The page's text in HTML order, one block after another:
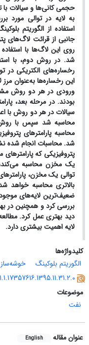
حجمی کانی‌ها و سیالات
به لایه در توالی مورد
استفاده از الگوریتم
جانبی از قرائت لاگ‌های
روی این لاگ‌ها با استفاده
شد. در روش دوم، با
رخساره‌های الکتریکی در
این رخساره‌ها به‌عنوان
ورودی در هر دو روش
بودند. در مرحله بعد،
سیالات در هر دو روش با
محاسبه شد سپس با روش
محاسبه پارامترهای
شد. محاسبات انجام شده
پتروفیزیکی که
یک مخزن محاسبه
توالی یک مخزن،
بالاتری محاسبه خواهد
ضعیف‌ترین لایه‌های
بررسی کرد و همچنین در
دید بهتری عمل کرد.
لایه اهمیت بیشتری دارد.
کلیدواژه‌ها
الگوریتم بلوکینگ
موضوعات
نفت
عنوان مقاله English